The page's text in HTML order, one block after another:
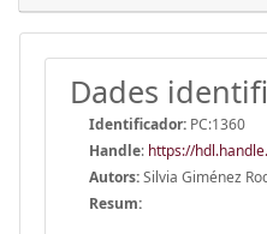
Dades
Identificador: PC:1360
Handle: https://
Autors:Silvia Giménez
Resum: